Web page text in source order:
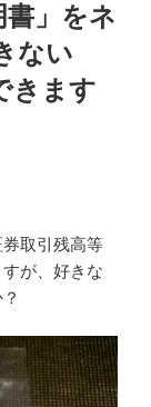
書」をネ
ない
ます
取引残高等
が、好きな